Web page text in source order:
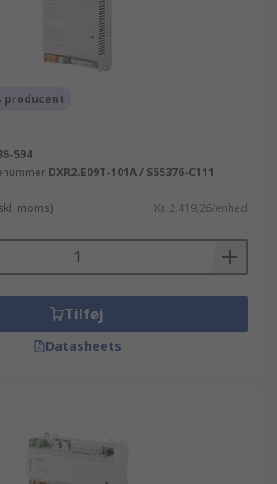
producent
594
DXR2.E09T-101A / S55376-C111
moms) Kr. 2.419,26/enhed
Tilføj
Datasheets